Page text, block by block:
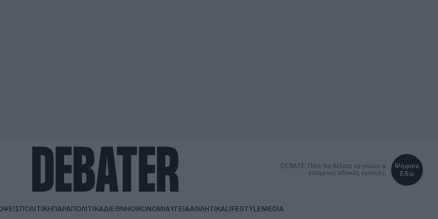
DEBATE: Πότε θα θέλατε να γίνουν οι
επόμενες εθνικές εκλογές;
Ψήφισε
Εδώ
ΠΟΛΙΤΙΚΗΠΑΡΑΠΟΛΙΤΙΚΑΔΙΕΘΝΗΟΙΚΟΝΟΜΙΑΥΓΕΙΑΑΘΛΗΤΙΚΑLIFESTYLEMEDIA